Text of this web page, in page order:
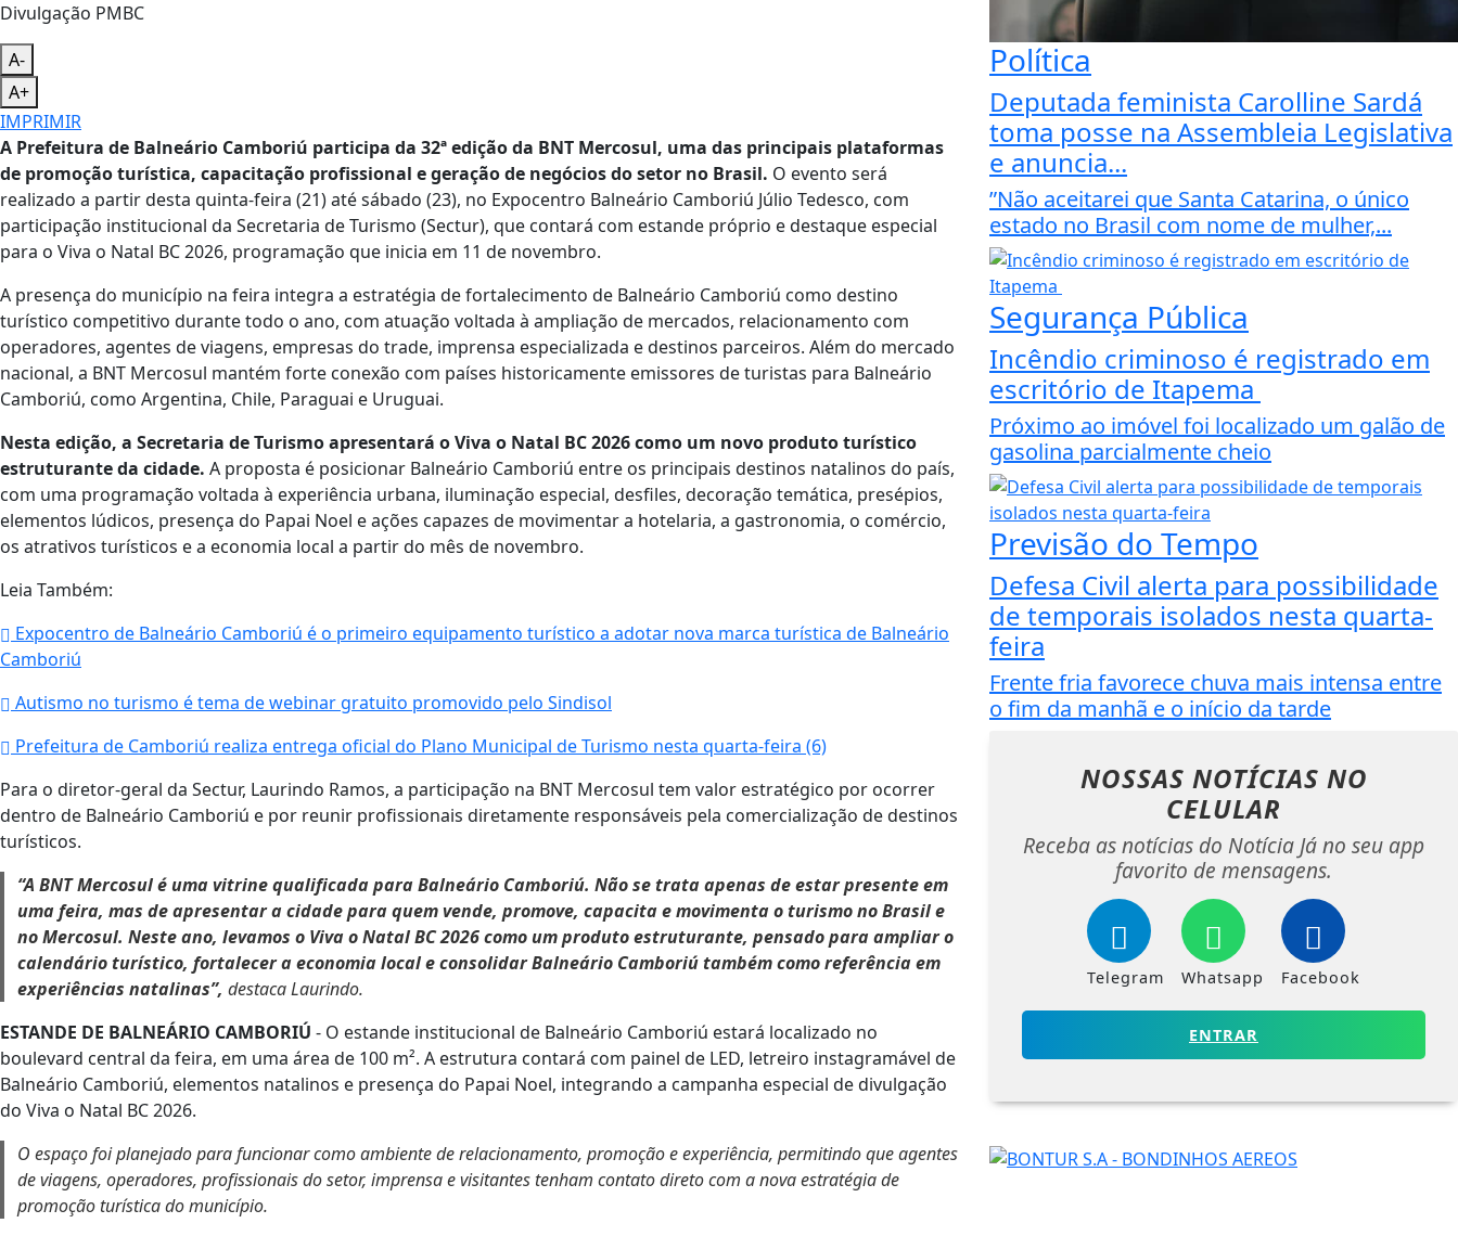
Divulgação PMBC
A-
A+
IMPRIMIR
A Prefeitura de Balneário Camboriú participa da 32ª edição da BNT Mercosul, uma das principais plataformas
de promoção turística, capacitação profissional e geração de negócios do setor no Brasil. O evento será
realizado a partir desta quinta-feira (21) até sábado (23), no Expocentro Balneário Camboriú Júlio Tedesco, com
participação institucional da Secretaria de Turismo (Sectur), que contará com estande próprio e destaque especial
para o Viva o Natal BC 2026, programação que inicia em 11 de novembro.
A presença do município na feira integra a estratégia de fortalecimento de Balneário Camboriú como destino
turístico competitivo durante todo o ano, com atuação voltada à ampliação de mercados, relacionamento com
operadores, agentes de viagens, empresas do trade, imprensa especializada e destinos parceiros. Além do mercado
nacional, a BNT Mercosul mantém forte conexão com países historicamente emissores de turistas para Balneário
Camboriú, como Argentina, Chile, Paraguai e Uruguai.
Nesta edição, a Secretaria de Turismo apresentará o Viva o Natal BC 2026 como um novo produto turístico
estruturante da cidade. A proposta é posicionar Balneário Camboriú entre os principais destinos natalinos do país,
com uma programação voltada à experiência urbana, iluminação especial, desfiles, decoração temática, presépios,
elementos lúdicos, presença do Papai Noel e ações capazes de movimentar a hotelaria, a gastronomia, o comércio,
os atrativos turísticos e a economia local a partir do mês de novembro.
Leia Também:
Expocentro de Balneário Camboriú é o primeiro equipamento turístico a adotar nova marca turística de Balneário
Camboriú
Autismo no turismo é tema de webinar gratuito promovido pelo Sindisol
Prefeitura de Camboriú realiza entrega oficial do Plano Municipal de Turismo nesta quarta-feira (6)
Para o diretor-geral da Sectur, Laurindo Ramos, a participação na BNT Mercosul tem valor estratégico por ocorrer
dentro de Balneário Camboriú e por reunir profissionais diretamente responsáveis pela comercialização de destinos
turísticos.
“A BNT Mercosul é uma vitrine qualificada para Balneário Camboriú. Não se trata apenas de estar presente em
uma feira, mas de apresentar a cidade para quem vende, promove, capacita e movimenta o turismo no Brasil e
no Mercosul. Neste ano, levamos o Viva o Natal BC 2026 como um produto estruturante, pensado para ampliar o
calendário turístico, fortalecer a economia local e consolidar Balneário Camboriú também como referência em
experiências natalinas”, destaca Laurindo.
ESTANDE DE BALNEÁRIO CAMBORIÚ - O estande institucional de Balneário Camboriú estará localizado no
boulevard central da feira, em uma área de 100 m². A estrutura contará com painel de LED, letreiro instagramável de
Balneário Camboriú, elementos natalinos e presença do Papai Noel, integrando a campanha especial de divulgação
do Viva o Natal BC 2026.
O espaço foi planejado para funcionar como ambiente de relacionamento, promoção e experiência, permitindo que agentes
de viagens, operadores, profissionais do setor, imprensa e visitantes tenham contato direto com a nova estratégia de
promoção turística do município.
Política
Deputada feminista Carolline Sardá
toma posse na Assembleia Legislativa
e anuncia...
”Não aceitarei que Santa Catarina, o único
estado no Brasil com nome de mulher,...
Segurança Pública
Incêndio criminoso é registrado em
escritório de Itapema
Próximo ao imóvel foi localizado um galão de
gasolina parcialmente cheio
Previsão do Tempo
Defesa Civil alerta para possibilidade
de temporais isolados nesta quarta-
feira
Frente fria favorece chuva mais intensa entre
o fim da manhã e o início da tarde
NOSSAS NOTÍCIAS NO
CELULAR
Receba as notícias do Notícia Já no seu app
favorito de mensagens.
Telegram Whatsapp Facebook
ENTRAR